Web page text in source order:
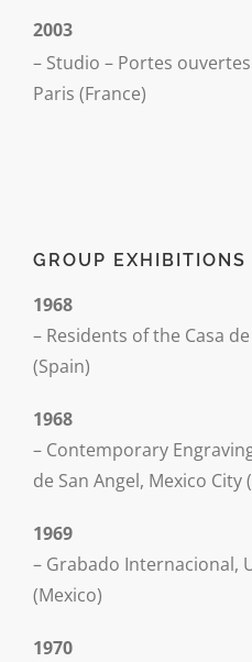
2003
– Studio – Portes
Paris (France)
GROUP EXHIBITIONS
1968
– Residents of the Casa
(Spain)
1968
– Contemporary
de San Angel, Mexico City
1969
– Grabado Internacional,
(Mexico)
1970